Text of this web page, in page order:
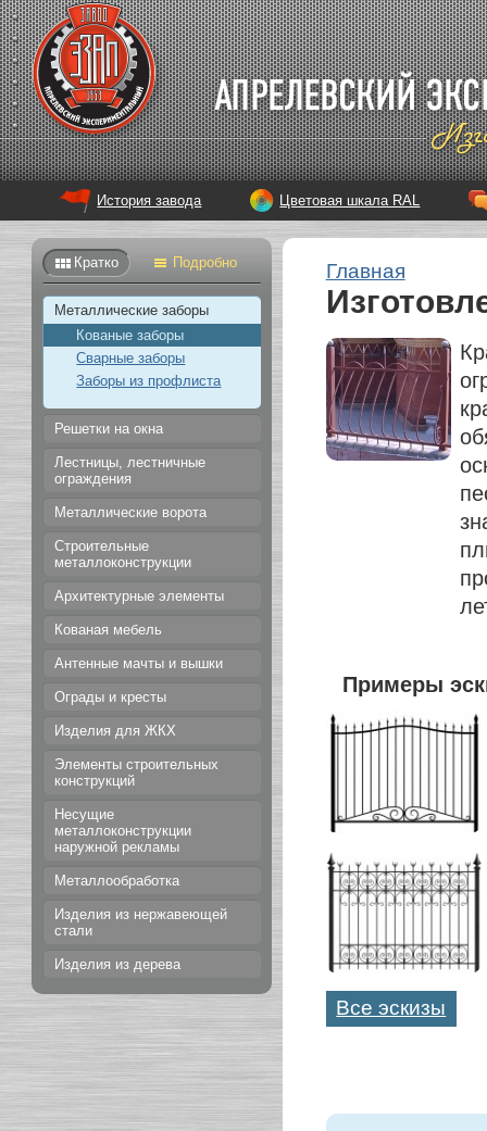
История завода Цветовая шкала RAL
Кратко Подробно
Металлические заборы
Кованые заборы
Сварные заборы
Заборы из профлиста
Решетки на окна
Лестницы, лестничные
ограждения
Металлические ворота
Строительные
металлоконструкции
Архитектурные элементы
Кованая мебель
Антенные мачты и вышки
Ограды и кресты
Изделия для ЖКХ
Элементы строительных
конструкций
Несущие
металлоконструкции
наружной рекламы
Металлообработка
Изделия из нержавеющей
стали
Изделия из дерева
Главная
Примеры
Все эскизы